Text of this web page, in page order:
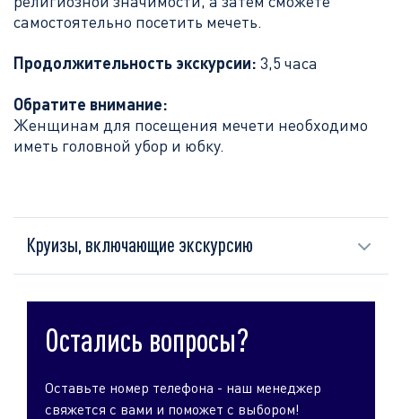
самостоятельно посетить мечеть.
Продолжительность экскурсии: 3,5 часа
Обратите внимание:
Женщинам для посещения мечети необходимо
иметь головной убор и юбку.
Круизы, включающие экскурсию
Остались вопросы?
Оставьте номер телефона - наш менеджер
свяжется с вами и поможет с выбором!